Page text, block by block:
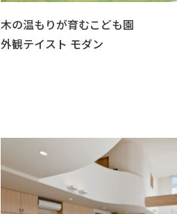
木の温もりが育むこども園
外観テイスト モダン